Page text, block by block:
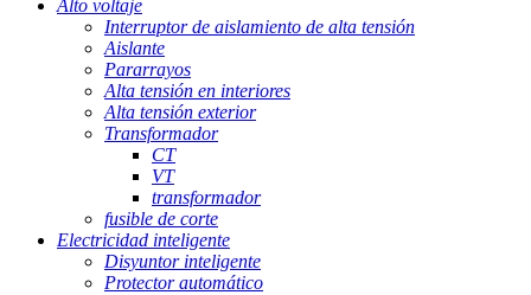
Alto voltaje
Interruptor de aislamiento de alta tensión
Aislante
Pararrayos
Alta tensión en interiores
Alta tensión exterior
Transformador
CT
VT
transformador
fusible de corte
Electricidad inteligente
Disyuntor inteligente
Protector automático